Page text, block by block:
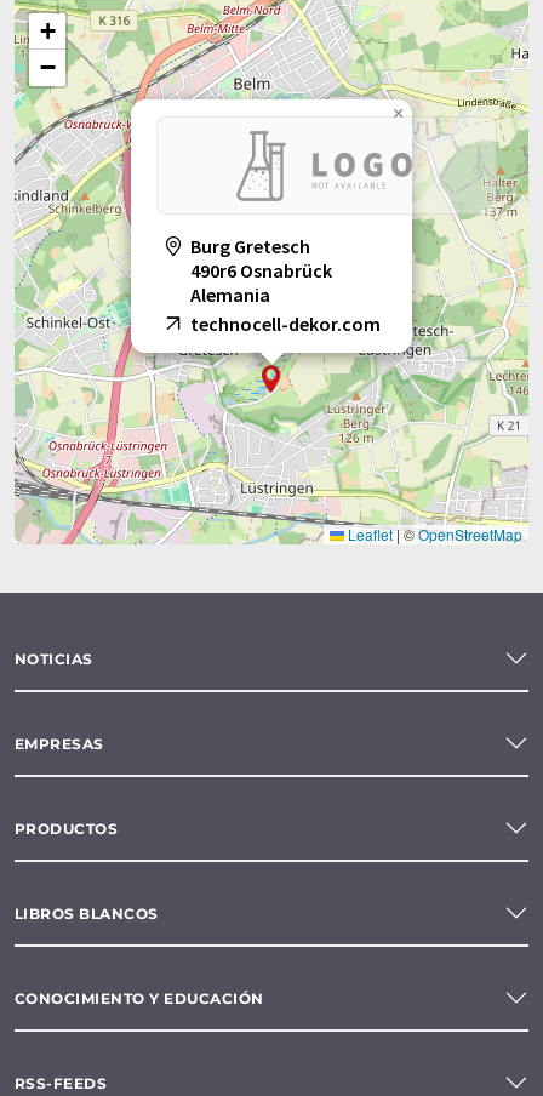
Burg Gretesch
490r6 Osnabrück
Alemania
technocell-dekor.com
×
+
−
Leaflet |©OpenStreetMap
NOTICIAS
EMPRESAS
PRODUCTOS
LIBROS BLANCOS
CONOCIMIENTO Y EDUCACIÓN
RSS-FEEDS